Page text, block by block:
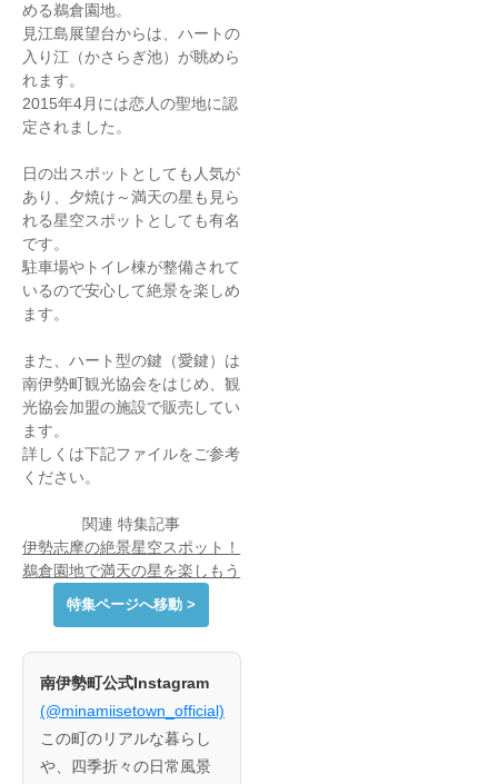
める鵜倉園地。
見江島展望台からは、ハートの
入り江（かさらぎ池）が眺めら
れます。
2015年4月には恋人の聖地に認
定されました。
日の出スポットとしても人気が
あり、夕焼け～満天の星も見ら
れる星空スポットとしても有名
です。
駐車場やトイレ棟が整備されて
いるので安心して絶景を楽しめ
ます。
また、ハート型の鍵（愛鍵）は
南伊勢町観光協会をはじめ、観
光協会加盟の施設で販売してい
ます。
詳しくは下記ファイルをご参考
ください。
関連 特集記事
伊勢志摩の絶景星空スポット！
鵜倉園地で満天の星を楽しもう
特集ページへ移動 >
南伊勢町公式Instagram
(@minamiisetown_official)
この町のリアルな暮らし
や、四季折々の日常風景